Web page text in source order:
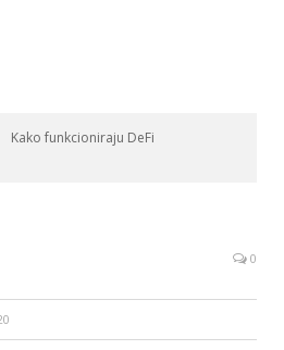
Kako funkcioniraju DeFi
0